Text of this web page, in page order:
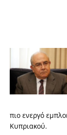
πιο ενεργό
Κυπριακού.